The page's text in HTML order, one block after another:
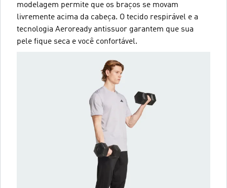
modelagem permite que os braços se movam
livremente acima da cabeça. O tecido respirável e a
tecnologia Aeroready antissuor garantem que sua
pele fique seca e você confortável.